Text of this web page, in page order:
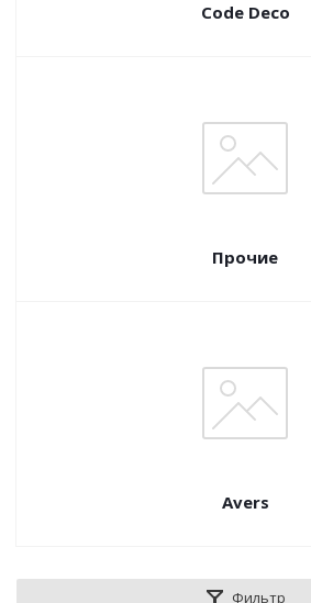
Code Deco
Прочие
Avers
Фильтр